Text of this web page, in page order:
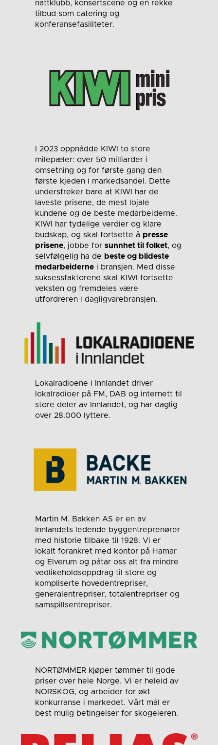
nattklubb, konsertscene og en rekke
tilbud som catering og
konferansefasiliteter.
I 2023 oppnådde KIWI to store
milepæler: over 50 milliarder i
omsetning og for første gang den
første kjeden i markedsandel. Dette
understreker bare at KIWI har de
laveste prisene, de mest lojale
kundene og de beste medarbeiderne.
KIWI har tydelige verdier og klare
budskap, og skal fortsette å presse
prisene, jobbe for sunnhet til folket, og
selvfølgelig ha de beste og blideste
medarbeidernei bransjen. Med disse
suksessfaktorene skal KIWI fortsette
veksten og fremdeles være
utfordreren i dagligvarebransjen.
Lokalradioene i Innlandet driver
lokalradioer på FM, DAB og internett til
store deler av Innlandet, og har daglig
over 28.000 lyttere.
Martin M. Bakken AS er en av
Innlandets ledende byggentreprenører
med historie tilbake til 1928. Vi er
lokalt forankret med kontor på Hamar
og Elverum og påtar oss alt fra mindre
vedlikeholdsoppdrag til store og
kompliserte hovedentrepriser,
generalentrepriser, totalentrepriser og
samspillsentrepriser.
NORTØMMER kjøper tømmer til gode
priser over hele Norge. Vi er heleid av
NORSKOG, og arbeider for økt
konkurranse i markedet. Vårt mål er
best mulig betingelser for skogeieren.